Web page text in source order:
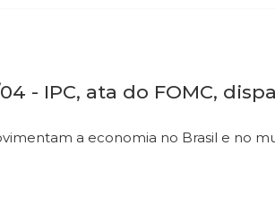
- IPC, ata do FOMC,
a economia no Brasil e no